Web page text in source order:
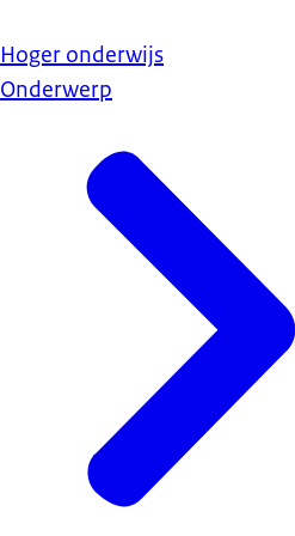
Hoger onderwijs
Onderwerp